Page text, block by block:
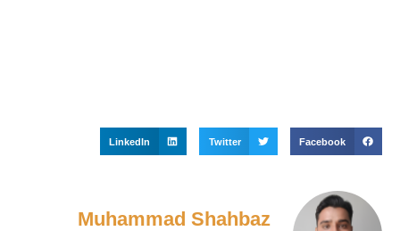
Facebook
Twitter
LinkedIn
Muhammad Shahbaz